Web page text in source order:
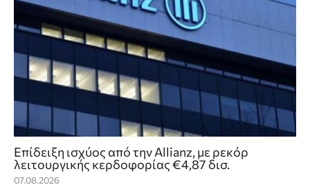
Επίδειξη ισχύος από την Allianz, με ρεκόρ
λειτουργικής κερδοφορίας €4,87 δισ.
07.08.2026